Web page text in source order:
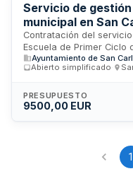
Servicio de
municipal en San
Contratación del
Escuela de Primer Ciclo
municipal ubicada en
prestará durante dos
disposiciones
administrativas.
Ayuntamiento de San
Abierto simplificado
PRESUPUESTO
9500,00 EUR
1